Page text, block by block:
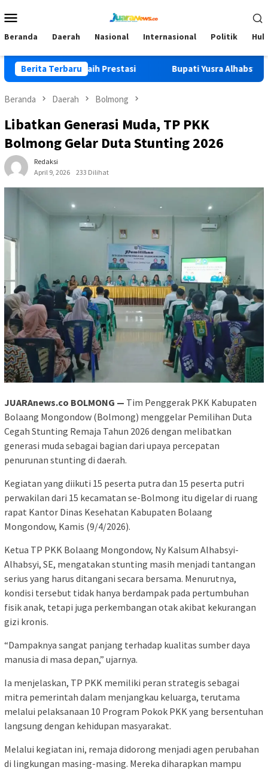
ke
Mobile
Beranda Daerah Nasional Internasional Politik
Berita Terbaru
dan Raih Prestasi Bupati Yusra Alhabsyi Datangi
Beranda Daerah Bolmong
Libatkan Generasi Muda, TP PKK
Bolmong Gelar Duta Stunting 2026
Redaksi
April 9, 2026
233 Dilihat
JUARAnews.co BOLMONG — Tim Penggerak PKK Kabupaten
Bolaang Mongondow (Bolmong) menggelar Pemilihan Duta
Cegah Stunting Remaja Tahun 2026 dengan melibatkan
generasi muda sebagai bagian dari upaya percepatan
penurunan stunting di daerah.
Kegiatan yang diikuti 15 peserta putra dan 15 peserta putri
perwakilan dari 15 kecamatan se-Bolmong itu digelar di ruang
rapat Kantor Dinas Kesehatan Kabupaten Bolaang
Mongondow, Kamis (9/4/2026).
Ketua TP PKK Bolaang Mongondow, Ny Kalsum Alhabsyi-
Alhabsyi, SE, mengatakan stunting masih menjadi tantangan
serius yang harus ditangani secara bersama. Menurutnya,
kondisi tersebut tidak hanya berdampak pada pertumbuhan
fisik anak, tetapi juga perkembangan otak akibat kekurangan
gizi kronis.
“Dampaknya sangat panjang terhadap kualitas sumber daya
manusia di masa depan,” ujarnya.
Ia menjelaskan, TP PKK memiliki peran strategis sebagai
mitra pemerintah dalam menjangkau keluarga, terutama
melalui pelaksanaan 10 Program Pokok PKK yang bersentuhan
langsung dengan kehidupan masyarakat.
Melalui kegiatan ini, remaja didorong menjadi agen perubahan
di lingkungan masing-masing. Mereka diharapkan mampu